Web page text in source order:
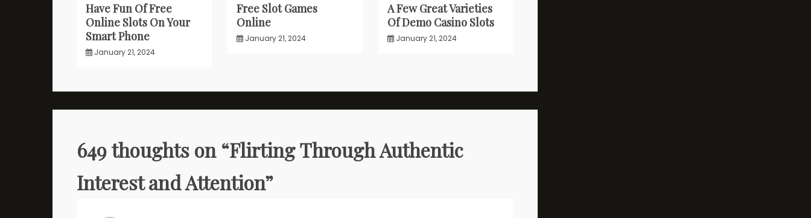
Have Fun Of Free
Online Slots On Your
Smart Phone
January 21, 2024
Free Slot Games
Online
January 21, 2024
A Few Great Varieties
Of Demo Casino Slots
January 21, 2024
649 thoughts on “Flirting Through Authentic
Interest and Attention”